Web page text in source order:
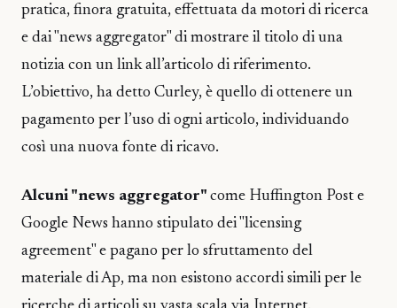
pratica, finora gratuita, effettuata da motori di ricerca
e dai "news aggregator" di mostrare il titolo di una
notizia con un link all’articolo di riferimento.
L’obiettivo, ha detto Curley, è quello di ottenere un
pagamento per l’uso di ogni articolo, individuando
così una nuova fonte di ricavo.
Alcuni "news aggregator" come Huffington Post e
Google News hanno stipulato dei "licensing
agreement" e pagano per lo sfruttamento del
materiale di Ap, ma non esistono accordi simili per le